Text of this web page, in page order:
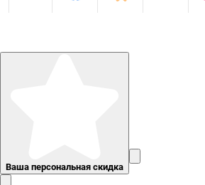
Ваша персональная скидка